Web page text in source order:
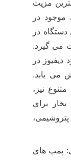
مزیت
در
دستگاه در
می گیرد.
در
می یابد.
نیز،
برای
پمپ های